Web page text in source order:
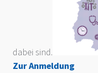
dabei sind.
Zur Anmeldung